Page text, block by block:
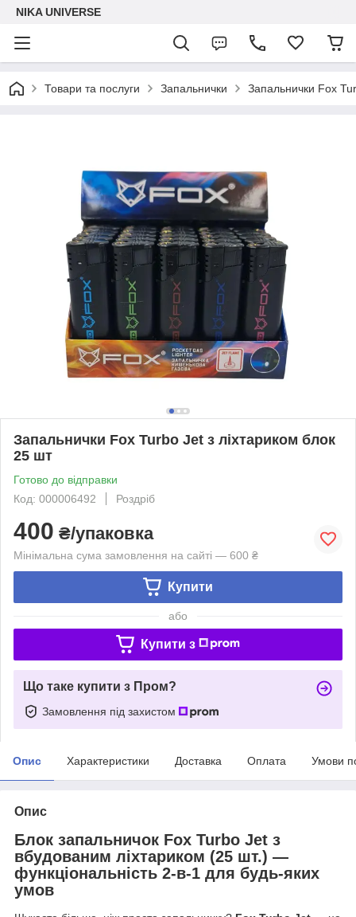
NIKA UNIVERSE
Товари та послуги Запальнички Запальнички Fox
Запальнички Fox Turbo Jet з ліхтариком блок
25 шт
Готово до відправки
Код: 000006492
Роздріб
400 ₴/упаковка
Мінімальна сума замовлення на сайті — 600 ₴
Купити
або
Купити з
Що таке купити з Пром?
Замовлення під захистом
Опис Характеристики Доставка Оплата Умови
Опис
Блок запальничок Fox Turbo Jet з
вбудованим ліхтариком (25 шт.) —
функціональність 2-в-1 для будь-яких
умов